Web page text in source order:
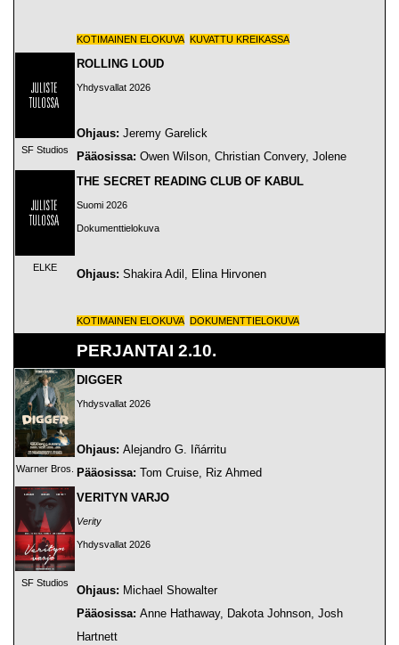
KOTIMAINEN ELOKUVA KUVATTU KREIKASSA
SF Studios
ROLLING LOUD
Yhdysvallat 2026
Ohjaus: Jeremy Garelick
Pääosissa: Owen Wilson, Christian Convery, Jolene
ELKE
THE SECRET READING CLUB OF KABUL
Suomi 2026
Dokumenttielokuva
Ohjaus: Shakira Adil, Elina Hirvonen
KOTIMAINEN ELOKUVA DOKUMENTTIELOKUVA
PERJANTAI 2.10.
Warner Bros.
DIGGER
Yhdysvallat 2026
Ohjaus: Alejandro G. Iñárritu
Pääosissa: Tom Cruise, Riz Ahmed
SF Studios
VERITYN VARJO
Verity
Yhdysvallat 2026
Ohjaus: Michael Showalter
Pääosissa: Anne Hathaway, Dakota Johnson, Josh
Hartnett